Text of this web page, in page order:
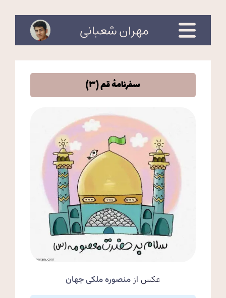
مهران شعبانی
سفرنامهٔ قم (۳)
عکس ازمنصوره ملکی جهان